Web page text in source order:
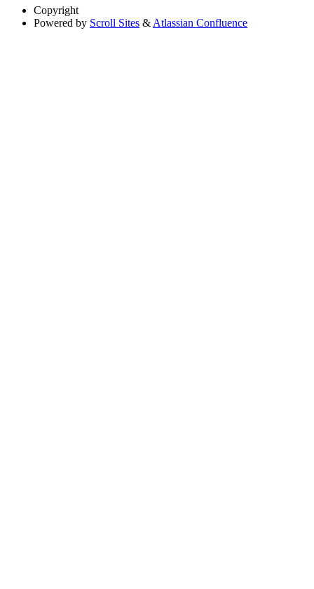
Copyright
Powered by Scroll Sites & Atlassian Confluence